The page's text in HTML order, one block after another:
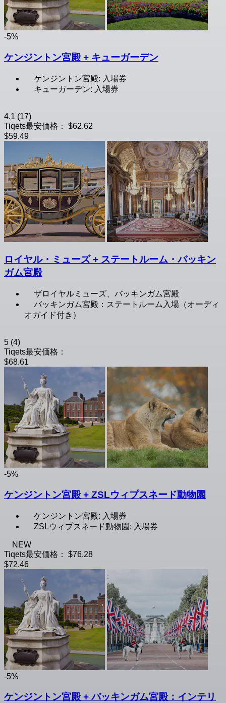
-5%
ケンジントン宮殿 + キューガーデン
ケンジントン宮殿: 入場券
キューガーデン: 入場券
4.1 (17)
Tiqets最安価格：
$62.62
$59.49
ロイヤル・ミューズ + ステートルーム・バッキン
ガム宮殿
ザロイヤルミューズ、バッキンガム宮殿
バッキンガム宮殿：ステートルーム入場（オーディ
オガイド付き）
5 (4)
Tiqets最安価格：
$68.61
-5%
ケンジントン宮殿 + ZSLウィプスネード動物園
ケンジントン宮殿: 入場券
ZSLウィプスネード動物園: 入場券
NEW
Tiqets最安価格：
$76.28
$72.46
-5%
ケンジントン宮殿 + バッキンガム宮殿：インテリ